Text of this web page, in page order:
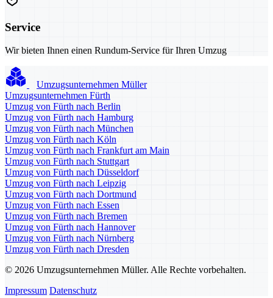
Service
Wir bieten Ihnen einen Rundum-Service für Ihren Umzug
Umzugsunternehmen Müller
Umzugsunternehmen Fürth
Umzug von Fürth nach Berlin
Umzug von Fürth nach Hamburg
Umzug von Fürth nach München
Umzug von Fürth nach Köln
Umzug von Fürth nach Frankfurt am Main
Umzug von Fürth nach Stuttgart
Umzug von Fürth nach Düsseldorf
Umzug von Fürth nach Leipzig
Umzug von Fürth nach Dortmund
Umzug von Fürth nach Essen
Umzug von Fürth nach Bremen
Umzug von Fürth nach Hannover
Umzug von Fürth nach Nürnberg
Umzug von Fürth nach Dresden
© 2026 Umzugsunternehmen Müller. Alle Rechte vorbehalten.
Impressum Datenschutz